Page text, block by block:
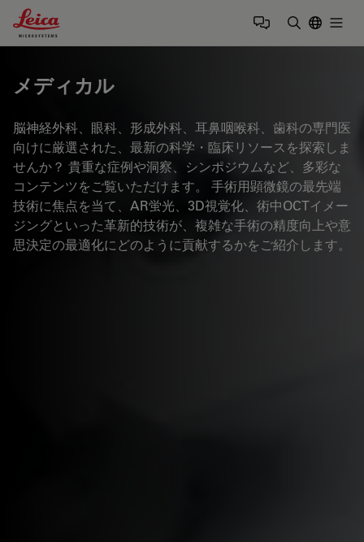
Leica Microsystems Logo
メディカル
脳神経外科、眼科、形成外科、耳鼻咽喉科、歯科の専門医
向けに厳選された、最新の科学・臨床リソースを探索しま
せんか？ 貴重な症例や洞察、シンポジウムなど、多彩な
コンテンツをご覧いただけます。 手術用顕微鏡の最先端
技術に焦点を当て、AR蛍光、3D視覚化、術中OCTイメー
ジングといった革新的技術が、複雑な手術の精度向上や意
思決定の最適化にどのように貢献するかをご紹介します。